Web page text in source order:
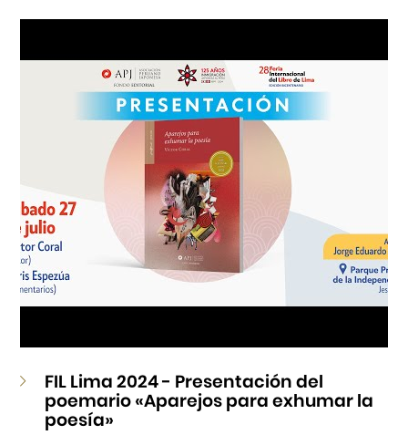
Museo de la Inmigración Japonesa
Fondo Editorial
Teatro Peruano Japonés
FIL Lima 2024 - Presentación del
poemario «Aparejos para exhumar la
poesía»